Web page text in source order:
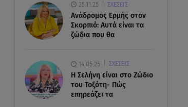
25.11.25 ΣΧΕΣΕΙΣ
Ανάδρομος Ερμής στον
Σκορπιό: Αυτά είναι τα
ζώδια που θα
14.05.25 ΣΧΕΣΕΙΣ
H Σελήνη είναι στο Ζώδιο
του Τοξότη- Πώς
επηρεάζει τα